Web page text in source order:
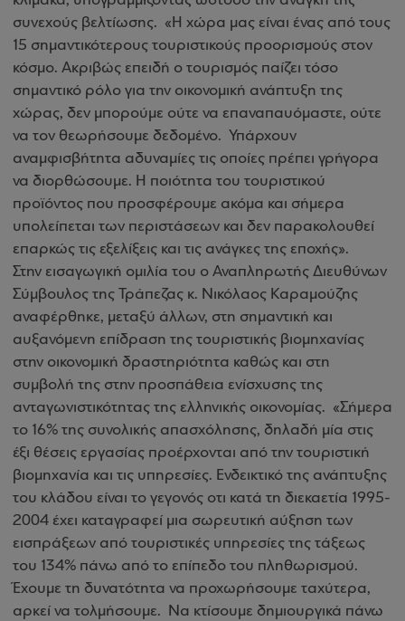
συνεχούς βελτίωσης. «Η χώρα μας είναι ένας από τους
15 σημαντικότερους τουριστικούς προορισμούς στον
κόσμο. Ακριβώς επειδή ο τουρισμός παίζει τόσο
σημαντικό ρόλο για την οικονομική ανάπτυξη της
χώρας, δεν μπορούμε ούτε να επαναπαυόμαστε, ούτε
να τον θεωρήσουμε δεδομένο. Υπάρχουν
αναμφισβήτητα αδυναμίες τις οποίες πρέπει γρήγορα
να διορθώσουμε. Η ποιότητα του τουριστικού
προϊόντος που προσφέρουμε ακόμα και σήμερα
υπολείπεται των περιστάσεων και δεν παρακολουθεί
επαρκώς τις εξελίξεις και τις ανάγκες της εποχής».
Στην εισαγωγική ομιλία του ο Αναπληρωτής Διευθύνων
Σύμβουλος της Τράπεζας κ. Νικόλαος Καραμούζης
αναφέρθηκε, μεταξύ άλλων, στη σημαντική και
αυξανόμενη επίδραση της τουριστικής βιομηχανίας
στην οικονομική δραστηριότητα καθώς και στη
συμβολή της στην προσπάθεια ενίσχυσης της
ανταγωνιστικότητας της ελληνικής οικονομίας. «Σήμερα
το 16% της συνολικής απασχόλησης, δηλαδή μία στις
έξι θέσεις εργασίας προέρχονται από την τουριστική
βιομηχανία και τις υπηρεσίες. Ενδεικτικό της ανάπτυξης
του κλάδου είναι το γεγονός οτι κατά τη διεκαετία 1995-
2004 έχει καταγραφεί μια σωρευτική αύξηση των
εισπράξεων από τουριστικές υπηρεσίες της τάξεως
του 134% πάνω από το επίπεδο του πληθωρισμού.
Έχουμε τη δυνατότητα να προχωρήσουμε ταχύτερα,
αρκεί να τολμήσουμε. Να κτίσουμε δημιουργικά πάνω